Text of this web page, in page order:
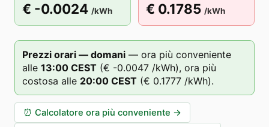
€ -0.0024 /kWh € 0.1785 /kWh
Prezzi orari — domani — ora più conveniente
alle 13:00 CEST (€ -0.0047 /kWh), ora più
costosa alle 20:00 CEST (€ 0.1777 /kWh).
⏰ Calcolatore ora più conveniente →